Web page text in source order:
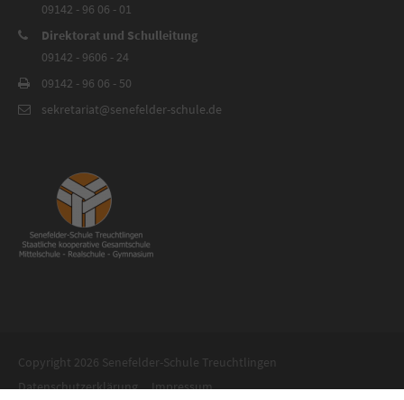
09142 - 96 06 - 01
Direktorat und Schulleitung
09142 - 9606 - 24
09142 - 96 06 - 50
sekretariat@senefelder-schule.de
Copyright 2026 Senefelder-Schule Treuchtlingen
Datenschutzerklärung
Impressum